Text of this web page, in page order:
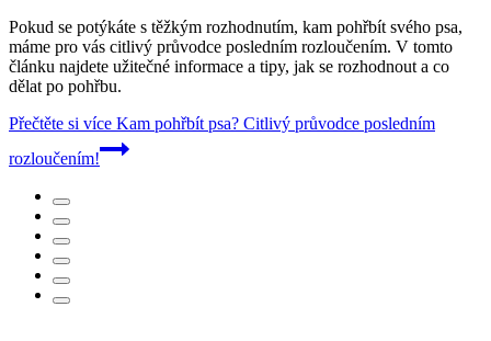
Pokud se potýkáte s těžkým rozhodnutím, kam pohřbít svého psa,
máme pro vás citlivý průvodce posledním rozloučením. V tomto
článku najdete užitečné informace a tipy, jak se rozhodnout a co
dělat po pohřbu.
Přečtěte si více Kam pohřbít psa? Citlivý průvodce posledním
rozloučením!